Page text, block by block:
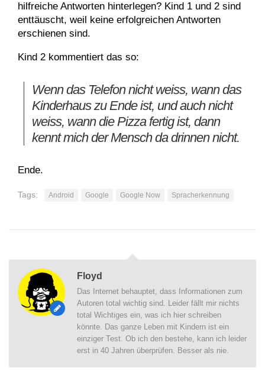
hilfreiche Antworten hinterlegen? Kind 1 und 2 sind
enttäuscht, weil keine erfolgreichen Antworten
erschienen sind.
Kind 2 kommentiert das so:
Wenn das Telefon nicht weiss, wann das
Kinderhaus zu Ende ist, und auch nicht
weiss, wann die Pizza fertig ist, dann
kennt mich der Mensch da drinnen nicht.
Ende.
Tags: Android Google Google Now Spracherkennung
Floyd
Das Internet behauptet, dass Informationen zum
Autoren total wichtig sind. Leider fällt mir nichts
total Wichtiges ein, was ich hier schreiben
könnte. Das ganze Leben mit Kindern ist ein
einziger Test. Ob ich den bestehe, kann ich leider
erst in 40 Jahren überprüfen. Besser als nie.